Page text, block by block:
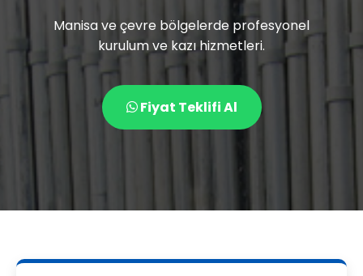
Manisa ve çevre bölgelerde profesyonel
kurulum ve kazı hizmetleri.
Fiyat Teklifi Al